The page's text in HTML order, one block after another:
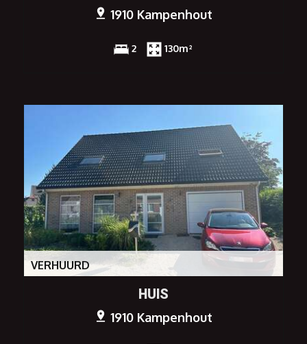
1910 Kampenhout
2 130m²
VERHUURD
HUIS
1910 Kampenhout